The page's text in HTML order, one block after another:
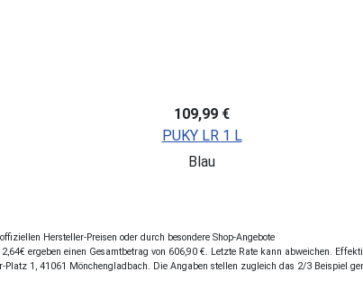
109,99 €
PUKY LR 1 L
Blau
Hersteller-Preisen oder durch besondere Shop-Angebote
ergeben einen Gesamtbetrag von 606,90 €. Letzte Rate kann abweichen.
1, 41061 Mönchengladbach. Die Angaben stellen zugleich das 2/3 Beispiel